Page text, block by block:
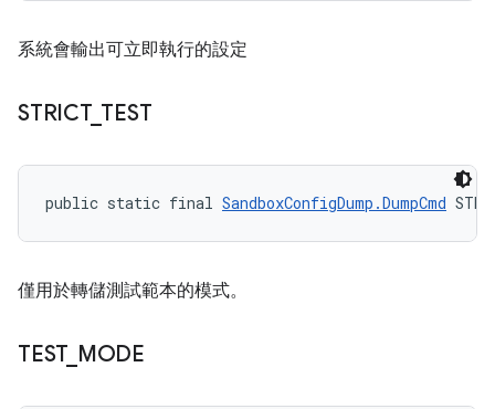
系統會輸出可立即執行的設定
STRICT_ TEST
public static final SandboxConfigDump.DumpCmd
僅用於轉儲測試範本的模式。
TEST_ MODE